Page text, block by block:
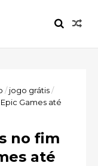
/ jogo grátis/
Games até
no fim
até